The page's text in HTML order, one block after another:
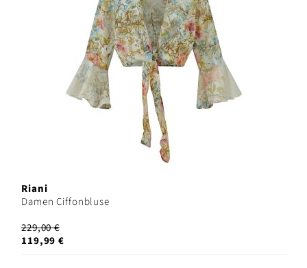
Riani
Damen Ciffonbluse
229,00 €
119,99 €